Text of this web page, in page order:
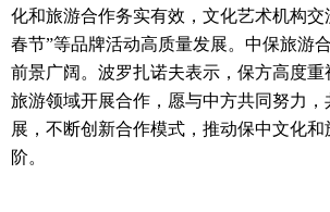
化和旅游合作务实有效，文化艺术机构交
春节”等品牌活动高质量发展。中保旅游
前景广阔。波罗扎诺夫表示，保方高度重
旅游领域开展合作，愿与中方共同努力
展，不断创新合作模式，推动保中文化和
阶。